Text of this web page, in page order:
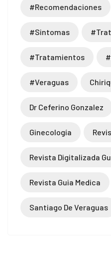
#recomendaciones
#sintomas
#tratamientos
#veraguas
Dr Ceferino Gonzalez
Ginecología
Revista Digitalizada
Revista Guia Medica
Santiago De Veraguas